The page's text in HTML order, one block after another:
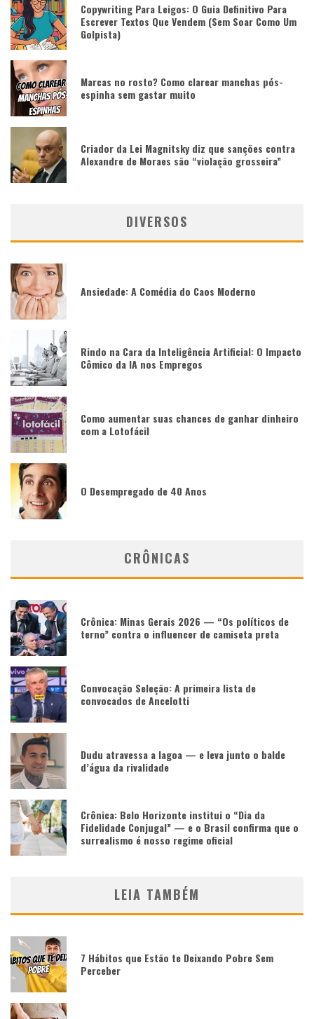
Copywriting Para Leigos: O Guia Definitivo Para
Escrever Textos Que Vendem (Sem Soar Como Um
Golpista)
Marcas no rosto? Como clarear manchas pós-
espinha sem gastar muito
Criador da Lei Magnitsky diz que sanções contra
Alexandre de Moraes são “violação grosseira”
DIVERSOS
Ansiedade: A Comédia do Caos Moderno
Rindo na Cara da Inteligência Artificial: O Impacto
Cômico da IA nos Empregos
Como aumentar suas chances de ganhar dinheiro
com a Lotofácil
O Desempregado de 40 Anos
CRÔNICAS
Crônica: Minas Gerais 2026 — “Os políticos de
terno” contra o influencer de camiseta preta
Convocação Seleção: A primeira lista de
convocados de Ancelotti
Dudu atravessa a lagoa — e leva junto o balde
d’água da rivalidade
Crônica: Belo Horizonte institui o “Dia da
Fidelidade Conjugal” — e o Brasil confirma que o
surrealismo é nosso regime oficial
LEIA TAMBÉM
7 Hábitos que Estão te Deixando Pobre Sem
Perceber